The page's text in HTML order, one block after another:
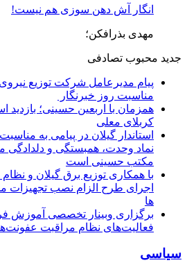
انگار آش دهن سوزی هم نیست!
مهدی بذرافکن؛
جدید محبوب تصادفی
پیام مدیرعامل شركت توزیع
مناسبت روز خبرنگار ‌
همزمان با اربعین حسینی؛ بازدید
کربلای معلی
استاندار گیلان در پیامی به
نماد وحدت، همبستگی و دلدادگی
مکتب حسینی است
با همکاری توزیع برق گیلان و
اجرای طرح الزام نصب تجهیزات
ها
برگزاری وبینار تخصصی آموزش
فعالیت‌های نظام مراقبت
سیاسی